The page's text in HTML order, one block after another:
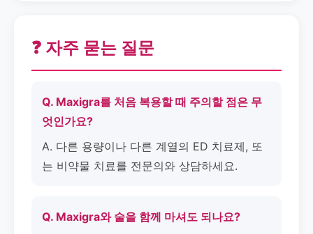
❓ 자주 묻는 질문
Q. Maxigra를 처음 복용할 때 주의할 점은 무
엇인가요?
A. 다른 용량이나 다른 계열의 ED 치료제, 또
는 비약물 치료를 전문의와 상담하세요.
Q. Maxigra와 술을 함께 마셔도 되나요?